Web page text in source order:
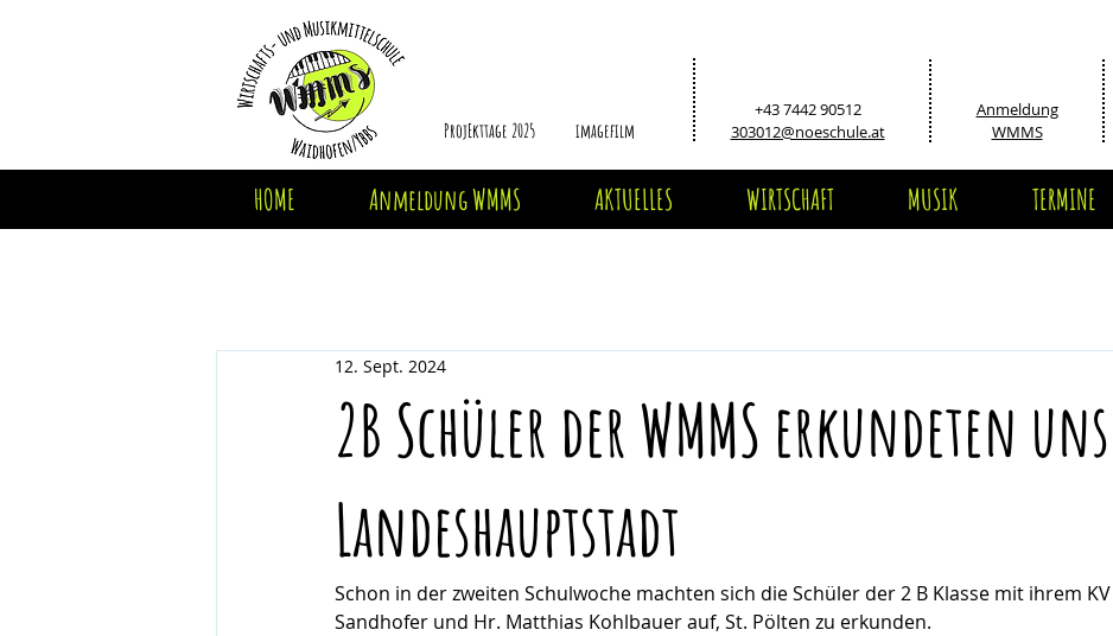
ProjEkttage 2025 imagefilm
+43 7442 90512
303012@noeschule.at
Anmeldung
WMMS
HOME Anmeldung WMMS AKTUELLES WIRTSCHAFT MUSIK TERMINE
2B Schüler der WMMS erkundeten
Landeshauptstadt
12. Sept. 2024
Schon in der zweiten Schulwoche machten sich die Schüler der 2 B Klasse mit ihrem KV
Sandhofer und Hr. Matthias Kohlbauer auf, St. Pölten zu erkunden.